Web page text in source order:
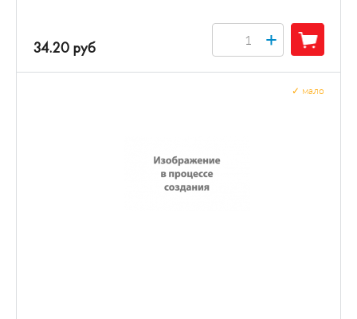
34.20 руб +
мало